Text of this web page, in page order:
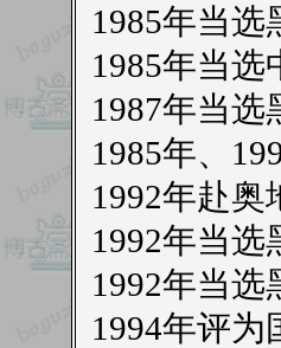
1985年当
1985年当
1987年当
1985年、
1992年赴
1992年当
1992年当
1994年评